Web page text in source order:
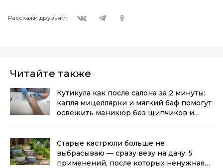
Расскажи друзьям:
Читайте также
Кутикула как после салона за 2 минуты:
капля мицеллярки и мягкий баф помогут
освежить маникюр без щипчиков и
Старые кастрюли больше не
выбрасываю — сразу везу на дачу: 5
применений, после которых ненужная